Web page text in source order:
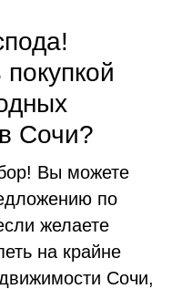
Сочи?
Вы можете
по
желаете
на крайне
Сочи,